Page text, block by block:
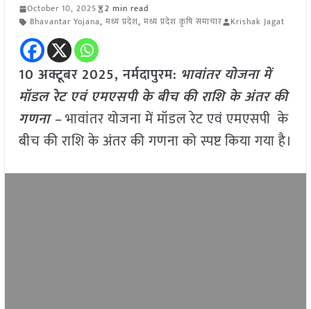
October 10, 2025
2 min read
Bhavantar Yojana, मध्य प्रदेश, मध्य प्रदेश कृषि समाचार Krishak Jagat
10 अक्टूबर 2025,नर्मदापुरम: भावांतर योजना में
मॉडल रेट एवं एमएसपी के बीच की राशि के अंतर की
गणना –भावांतर योजना में मॉडल रेट एवं एमएसपी के
बीच की राशि के अंतर की गणना को स्पष्ट किया गया है।